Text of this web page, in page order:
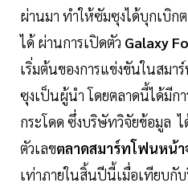
ผ่านมา ทำให้ซัมซุงได้บุกเบิ
ได้ ผ่านการเปิดตัว Galaxy
เริ่มต้นของการแข่งขันในสม
ซุงเป็นผู้นำ โดยตลาดนี้ได้มีก
กระโดด ซึ่งบริษัทวิจัยข้อมูล ไ
ตัวเลขตลาดสมาร์ทโฟนหน้
เท่าภายในสิ้นปีนี้เมื่อเทียบกั